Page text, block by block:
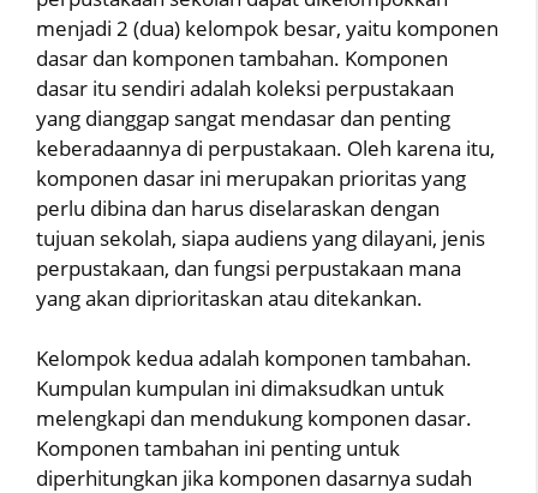
menjadi 2 (dua) kelompok besar, yaitu komponen
dasar dan komponen tambahan. Komponen
dasar itu sendiri adalah koleksi perpustakaan
yang dianggap sangat mendasar dan penting
keberadaannya di perpustakaan. Oleh karena itu,
komponen dasar ini merupakan prioritas yang
perlu dibina dan harus diselaraskan dengan
tujuan sekolah, siapa audiens yang dilayani, jenis
perpustakaan, dan fungsi perpustakaan mana
yang akan diprioritaskan atau ditekankan.
Kelompok kedua adalah komponen tambahan.
Kumpulan kumpulan ini dimaksudkan untuk
melengkapi dan mendukung komponen dasar.
Komponen tambahan ini penting untuk
diperhitungkan jika komponen dasarnya sudah